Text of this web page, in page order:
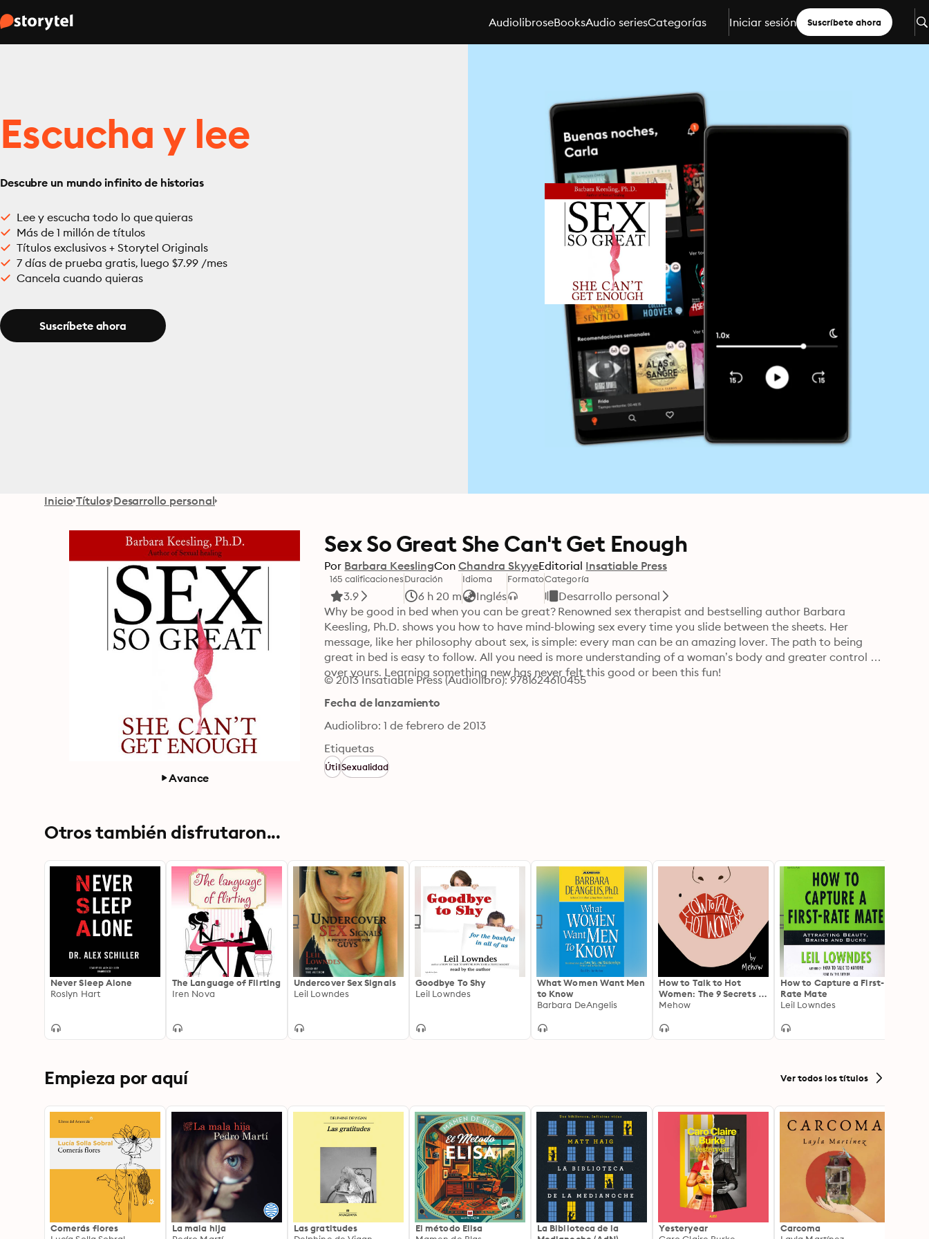
AudiolibroseBooksAudio seriesCategorías Iniciar sesión Suscríbete ahora
Escucha y lee
Descubre un mundo infinito de historias
Lee y escucha todo lo que quieras
Más de 1 millón de títulos
Títulos exclusivos + Storytel Originals
7 días de prueba gratis, luego $7.99 /mes
Cancela cuando quieras
Suscríbete ahora
Inicio Títulos Desarrollo personal
Avance
Sex So Great She Can't Get Enough
Por Barbara KeeslingCon Chandra SkyyeEditorial Insatiable Press
165 calificaciones
3.9
Duración
6 h 20 m
Idioma
Inglés
FormatoCategoría
Desarrollo personal
Why be good in bed when you can be great? Renowned sex therapist and bestselling author Barbara
Keesling, Ph.D. shows you how to have mind-blowing sex every time you slide between the sheets. Her
message, like her philosophy about sex, is simple: every man can be an amazing lover. The path to being
great in bed is easy to follow. All you need is more understanding of a woman’s body and greater control
over yours. Learning something new has never felt this good or been this fun!
© 2013 Insatiable Press (Audiolibro): 9781624610455
Fecha de lanzamiento
Audiolibro: 1 de febrero de 2013
Etiquetas
ÚtilSexualidad
Otros también disfrutaron...
Never Sleep Alone
Roslyn Hart
The Language of Flirting
Iren Nova
Undercover Sex Signals
Leil Lowndes
Goodbye To Shy
Leil Lowndes
What Women Want Men
to Know
Barbara DeAngelis
How to Talk to Hot
Women: The 9 Secrets to
Getting and Keeping
Your Dreams
Mehow
How to Capture a First-
Rate Mate
Leil Lowndes
Empieza por aquí Ver todos los títulos
Comerás flores
La mala hija
Las gratitudes
El método Elisa
La Biblioteca de la
Yesteryear
Carcoma